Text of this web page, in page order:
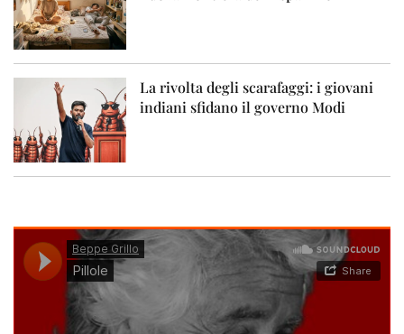
La rivolta degli scarafaggi: i giovani
indiani sfidano il governo Modi